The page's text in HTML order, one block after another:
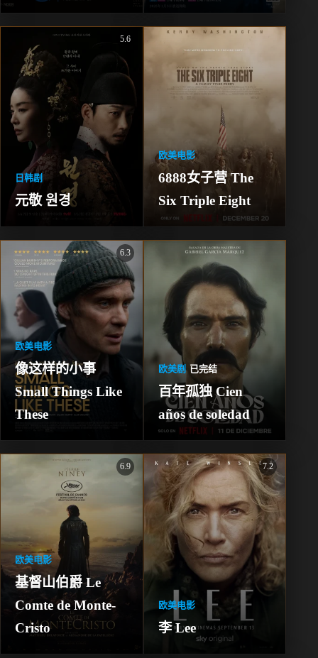
夢噺～
5.6
日韩剧
元敬 원경
欧美电影
6888女子营 The
Six Triple Eight
6.3
欧美电影
像这样的小事
Small Things Like
These
欧美剧 已完结
百年孤独 Cien
años de soledad
6.9
欧美电影
基督山伯爵 Le
Comte de Monte-
Cristo
7.2
欧美电影
李 Lee